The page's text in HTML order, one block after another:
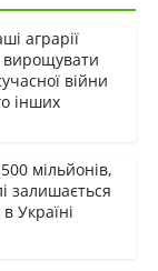
аграрії
вирощувати
війни
інших
мільйонів,
залишається
Україні